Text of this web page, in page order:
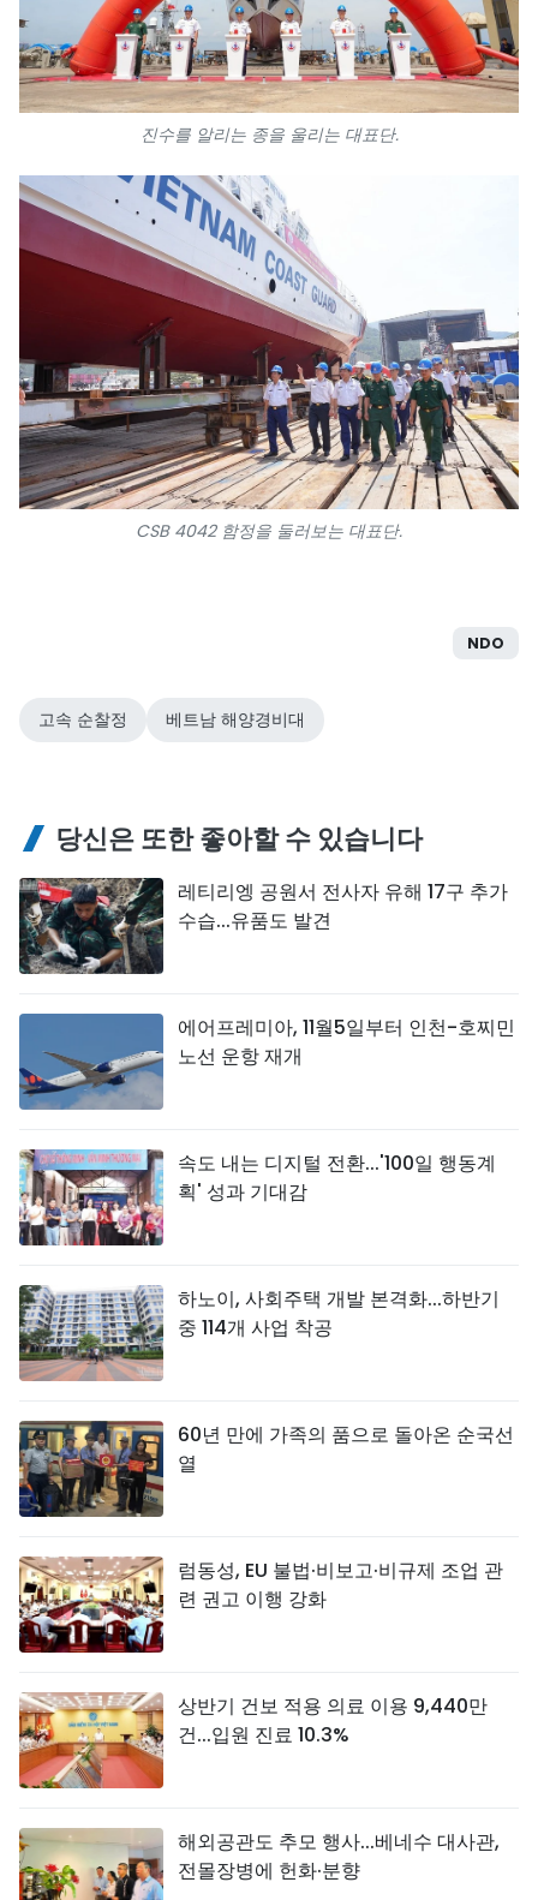
진수를 알리는 종을 울리는 대표단.
CSB 4042 함정을 둘러보는 대표단.
NDO
고속 순찰정 베트남 해양경비대
당신은 또한 좋아할 수 있습니다
레티리엥 공원서 전사자 유해 17구 추가
수습...유품도 발견
에어프레미아, 11월5일부터 인천-호찌민
노선 운항 재개
속도 내는 디지털 전환...'100일 행동계
획' 성과 기대감
하노이, 사회주택 개발 본격화...하반기
중 114개 사업 착공
60년 만에 가족의 품으로 돌아온 순국선
열
럼동성, EU 불법·비보고·비규제 조업 관
련 권고 이행 강화
상반기 건보 적용 의료 이용 9,440만
건...입원 진료 10.3%
해외공관도 추모 행사...베네수 대사관,
전몰장병에 헌화·분향